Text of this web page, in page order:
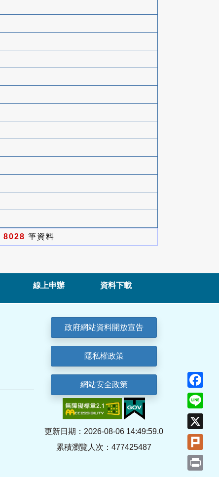
8028 筆資料
線上申辦 資料下載
政府網站資料開放宣告
隱私權政策
網站安全政策
更新日期：2026-08-06 14:49:59.0
累積瀏覽人次：477425487